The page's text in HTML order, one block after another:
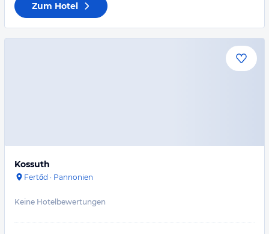
Zum Hotel
Kossuth
Fertőd · Pannonien
Keine Hotelbewertungen